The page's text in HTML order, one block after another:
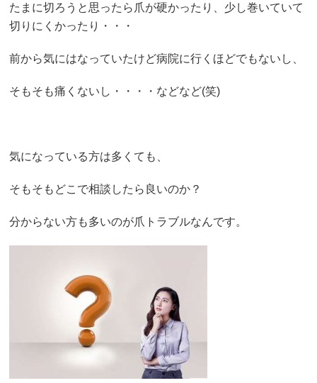
たまに切ろうと思ったら爪が硬かったり、少し巻いていて
切りにくかったり・・・
前から気にはなっていたけど病院に行くほどでもないし、
そもそも痛くないし・・・・などなど(笑)
気になっている方は多くても、
そもそもどこで相談したら良いのか？
分からない方も多いのが爪トラブルなんです。